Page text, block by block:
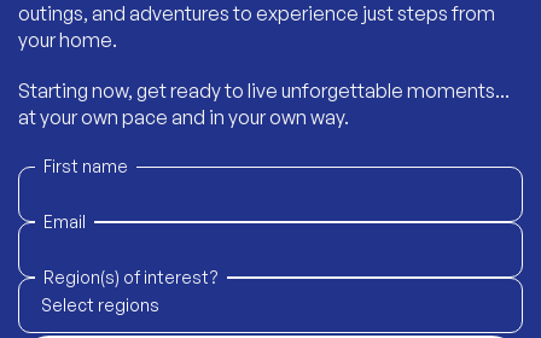
outings, and adventures to experience just steps from
your home.
Starting now, get ready to live unforgettable moments...
at your own pace and in your own way.
First name
Email
Region(s) of interest?
Select regions